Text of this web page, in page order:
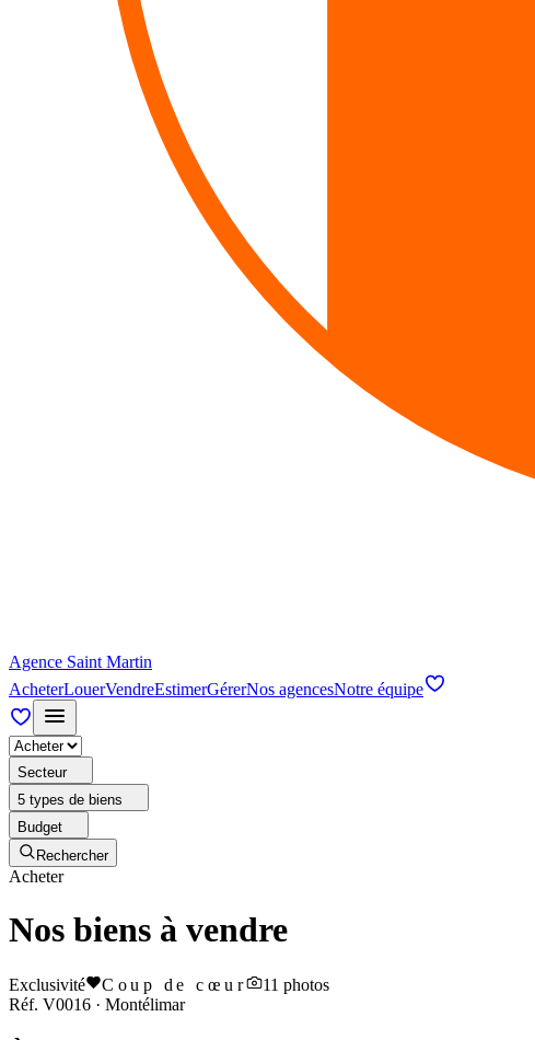
Agence Saint Martin
AcheterLouerVendreEstimerGérerNos agencesNotre équipe
Secteur
5 types de biens
Budget
Rechercher
Acheter
Nos biens à vendre
Exclusivité Coup de cœur 11 photos
Réf. V0016 · Montélimar